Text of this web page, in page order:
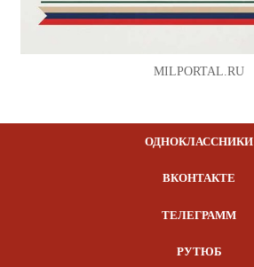
MILPORTAL.RU
ОДНОКЛАССНИКИ
ВКОНТАКТЕ
ТЕЛЕГРАММ
РУТЮБ